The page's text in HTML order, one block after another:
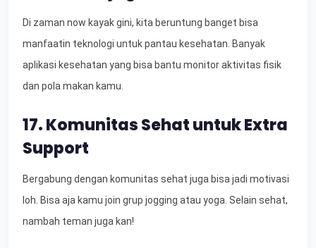
Di zaman now kayak gini, kita beruntung banget bisa
manfaatin teknologi untuk pantau kesehatan. Banyak
aplikasi kesehatan yang bisa bantu monitor aktivitas fisik
dan pola makan kamu.
17. Komunitas Sehat untuk Extra
Support
Bergabung dengan komunitas sehat juga bisa jadi motivasi
loh. Bisa aja kamu join grup jogging atau yoga. Selain sehat,
nambah teman juga kan!